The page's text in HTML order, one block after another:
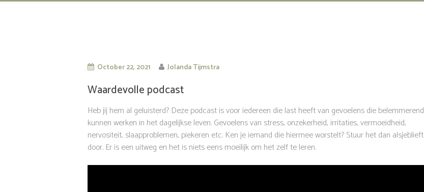
October 22, 2021 Jolanda Tijmstra
Waardevolle podcast
Heb jij hem al geluisterd? Deze podcast is voor iedereen die last heeft van gevoelens die belemmerend
kunnen werken in het dagelijkse leven. Gevoelens van stress, onzekerheid, irritaties, vermoeidheid,
nervositeit, slaapproblemen, piekeren etc. Ken je iemand die hiermee worstelt? Stuur het dan alsjeblieft
door. Er is een uitweg en het is niets eens moeilijk om het zelf te leren.